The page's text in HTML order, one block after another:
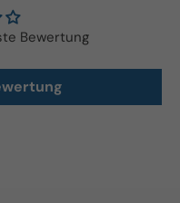
Bewertung